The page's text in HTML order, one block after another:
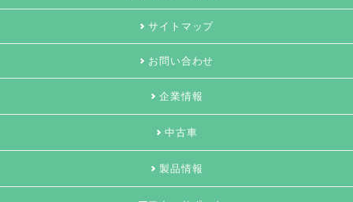
サイトマップ
お問い合わせ
企業情報
中古車
製品情報